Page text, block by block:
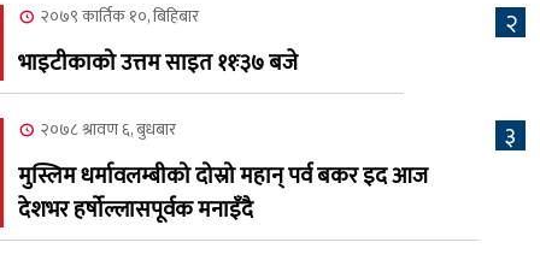
७ क्यालगरी नेपाली मेला
२०८३ श्रावण २, शनिबार
क्यालगरी नेपाली मेलाको
२
२०७९ कार्तिक १०, बिहिबार
भाइटीकाको उत्तम साइत ११ः३७ बजे
३
२०७८ श्रावण ६, बुधबार
मुस्लिम धर्मावलम्बीको दोस्रो महान् पर्व बकर इद आज
देशभर हर्षोल्लासपूर्वक मनाइँदै